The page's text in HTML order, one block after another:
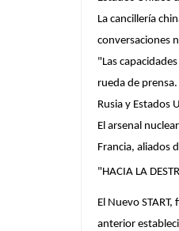
La cancillería
conversaciones
"Las
rueda de prensa.
Rusia y Estados
El arsenal
Francia, aliados
"HACIA LA
El Nuevo
anterior